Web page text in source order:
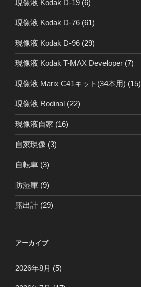
現像液 Kodak D-19 (6)
現像液 Kodak D-76 (61)
現像液 Kodak D-96 (29)
現像液 Kodak T-MAX Developer (7)
現像液 Marix C41キット(34本用) (15)
現像液 Rodinal (22)
現像液自家 (16)
自家現像 (3)
自転車 (3)
防湿庫 (9)
露出計 (29)
アーカイブ
2026年8月 (5)